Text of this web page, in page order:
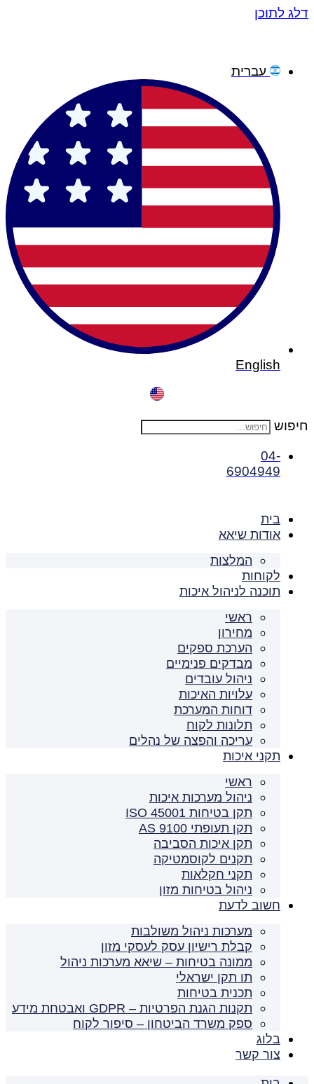
דלג לתוכן
עברית
English
חיפוש
04-
6904949
בית
אודות שיאא
המלצות
לקוחות
תוכנה לניהול איכות
ראשי
מחירון
הערכת ספקים
מבדקים פנימיים
ניהול עובדים
עלויות האיכות
דוחות המערכת
תלונות לקוח
עריכה והפצה של נהלים
תקני איכות
ראשי
ניהול מערכות איכות
תקן בטיחות ISO 45001
תקן תעופתי AS 9100
תקן איכות הסביבה
תקנים לקוסמטיקה
תקני חקלאות
ניהול בטיחות מזון
חשוב לדעת
מערכות ניהול משולבות
קבלת רישיון עסק לעסקי מזון
ממונה בטיחות – שיאא מערכות ניהול
תו תקן ישראלי
תכנית בטיחות
תקנות הגנת הפרטיות – GDPR ואבטחת מידע
ספק משרד הביטחון – סיפור לקוח
בלוג
צור קשר